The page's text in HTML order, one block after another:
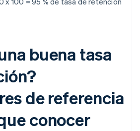
buena tasa
de referencia
conocer